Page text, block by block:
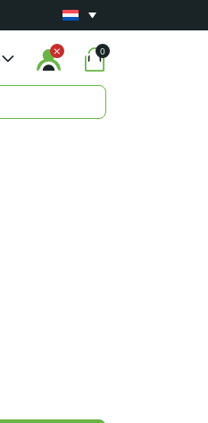
Carry-in garantie
0